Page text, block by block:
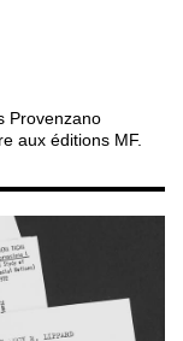
Provenzano
aux éditions MF.